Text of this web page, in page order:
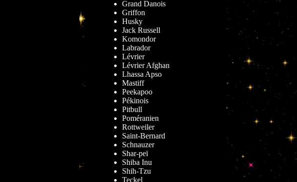
Grand Danois
Griffon
Husky
Jack Russell
Komondor
Labrador
Lévrier
Lévrier Afghan
Lhassa Apso
Mastiff
Peekapoo
Pékinois
Pitbull
Poméranien
Rottweiler
Saint-Bernard
Schnauzer
Shar-peï
Shiba Inu
Shih-Tzu
Teckel